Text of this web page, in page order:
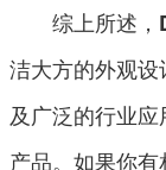
综上所述，
洁大方的外观
及广泛的行业
产品。如果你